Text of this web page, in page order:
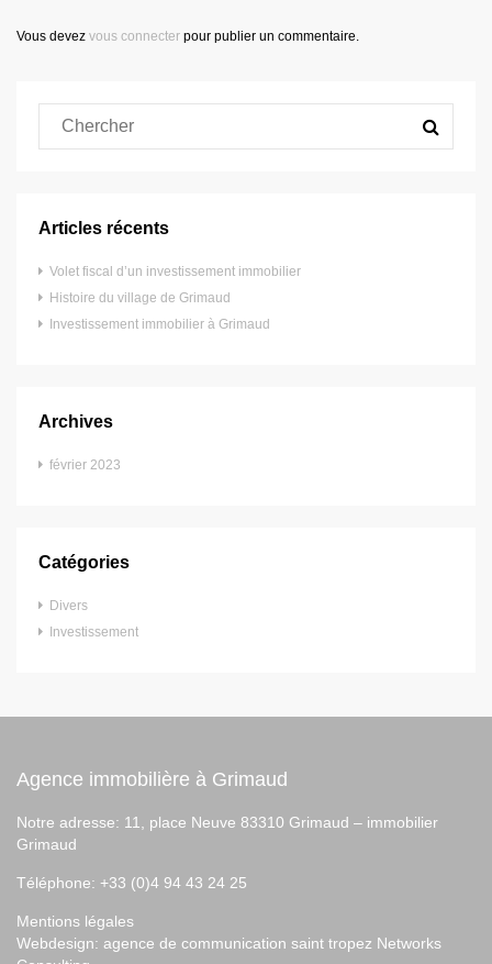
Vous devez vous connecter pour publier un commentaire.
Articles récents
Volet fiscal d’un investissement immobilier
Histoire du village de Grimaud
Investissement immobilier à Grimaud
Archives
février 2023
Catégories
Divers
Investissement
Agence immobilière à Grimaud
Notre adresse: 11, place Neuve 83310 Grimaud – immobilier
Grimaud
Téléphone: +33 (0)4 94 43 24 25
Mentions légales
Webdesign: agence de communication saint tropez Networks